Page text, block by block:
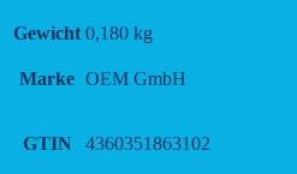
Gewicht 0,180 kg
Marke OEM GmbH
GTIN 4360351863102